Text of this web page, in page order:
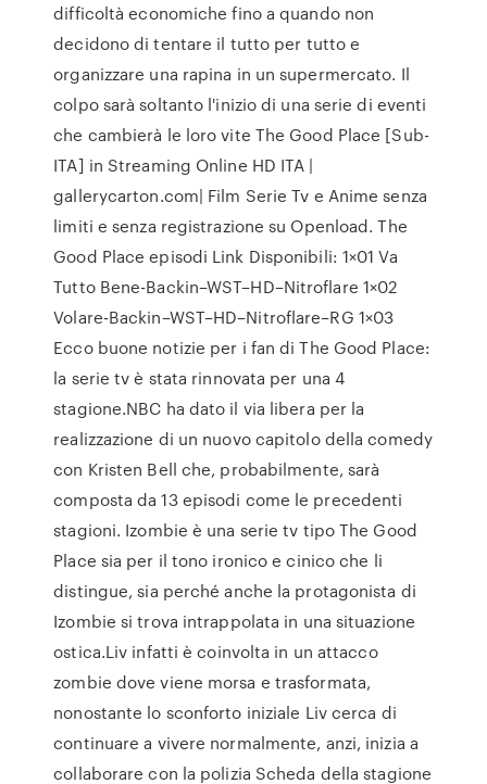
difficoltà economiche fino a quando non
decidono di tentare il tutto per tutto e
organizzare una rapina in un supermercato. Il
colpo sarà soltanto l'inizio di una serie di eventi
che cambierà le loro vite The Good Place [Sub-
ITA] in Streaming Online HD ITA |
gallerycarton.com| Film Serie Tv e Anime senza
limiti e senza registrazione su Openload. The
Good Place episodi Link Disponibili: 1×01 Va
Tutto Bene-Backin–WST–HD–Nitroflare 1×02
Volare-Backin–WST–HD–Nitroflare–RG 1×03
Ecco buone notizie per i fan di The Good Place:
la serie tv è stata rinnovata per una 4
stagione.NBC ha dato il via libera per la
realizzazione di un nuovo capitolo della comedy
con Kristen Bell che, probabilmente, sarà
composta da 13 episodi come le precedenti
stagioni. Izombie è una serie tv tipo The Good
Place sia per il tono ironico e cinico che li
distingue, sia perché anche la protagonista di
Izombie si trova intrappolata in una situazione
ostica.Liv infatti è coinvolta in un attacco
zombie dove viene morsa e trasformata,
nonostante lo sconforto iniziale Liv cerca di
continuare a vivere normalmente, anzi, inizia a
collaborare con la polizia Scheda della stagione